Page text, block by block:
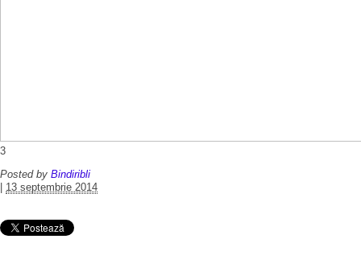
3
Posted by Bindiribli
13 septembrie 2014